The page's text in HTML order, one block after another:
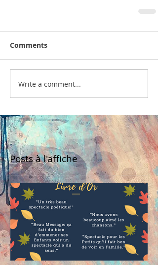
Comments
Write a comment...
Posts à l'affiche